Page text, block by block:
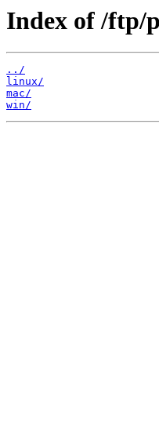
Index of /ftp/
../
linux/
mac/
win/